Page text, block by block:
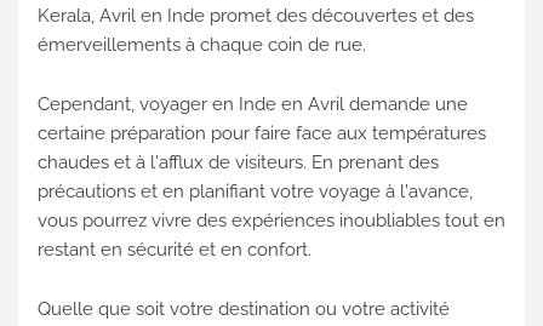
Kerala, Avril en Inde promet des découvertes et des
émerveillements à chaque coin de rue.
Cependant, voyager en Inde en Avril demande une
certaine préparation pour faire face aux températures
chaudes et à l'afflux de visiteurs. En prenant des
précautions et en planifiant votre voyage à l'avance,
vous pourrez vivre des expériences inoubliables tout en
restant en sécurité et en confort.
Quelle que soit votre destination ou votre activité